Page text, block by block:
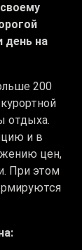
день на
200
отдыха.
и в
цен,
При этом